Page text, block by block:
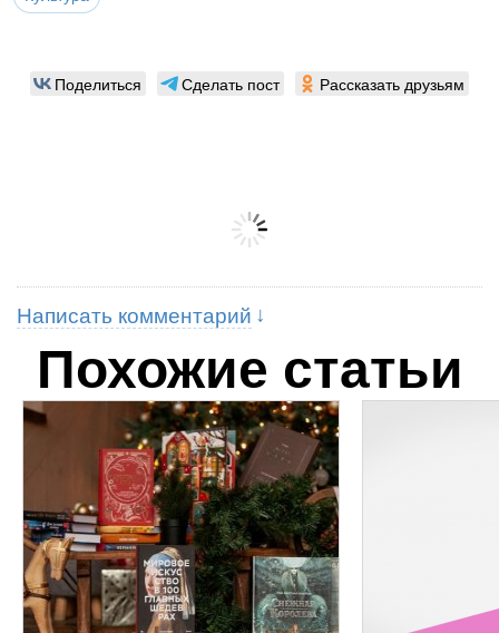
Поделиться Сделать пост Рассказать друзьям
Написать комментарий
Похожие статьи